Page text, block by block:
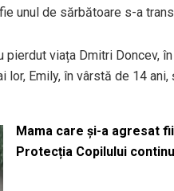
unul de sărbătoare s-a
pierdut viața Dmitri Doncev,
lor, Emily, în vârstă de 14 ani,
Mama care și-a agresat
Protecția Copilului